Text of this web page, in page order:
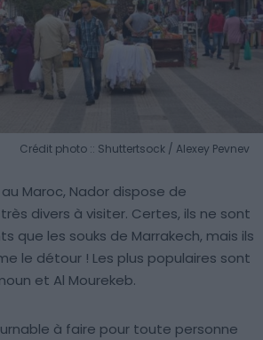
Crédit photo :: Shuttertsock / Alexey Pevnev
Maroc, Nador dispose de
divers à visiter. Certes, ils ne sont
que les souks de Marrakech, mais ils
le détour ! Les plus populaires sont
et Al Mourekeb.
à faire pour toute personne